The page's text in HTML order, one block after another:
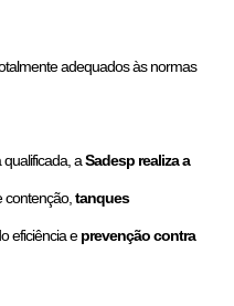
adequados às normas
aSadesp realiza a
contenção,tanques
eficiência eprevenção contra